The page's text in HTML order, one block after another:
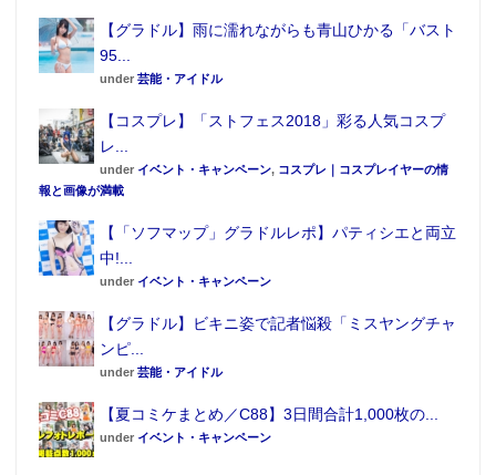
【グラドル】雨に濡れながらも青山ひかる「バスト
95...
under 芸能・アイドル
【コスプレ】「ストフェス2018」彩る人気コスプ
レ...
under イベント・キャンペーン, コスプレ｜コスプレイヤーの情
報と画像が満載
【「ソフマップ」グラドルレポ】パティシエと両立
中!...
under イベント・キャンペーン
【グラドル】ビキニ姿で記者悩殺「ミスヤングチャ
ンピ...
under 芸能・アイドル
【夏コミケまとめ／C88】3日間合計1,000枚の...
under イベント・キャンペーン